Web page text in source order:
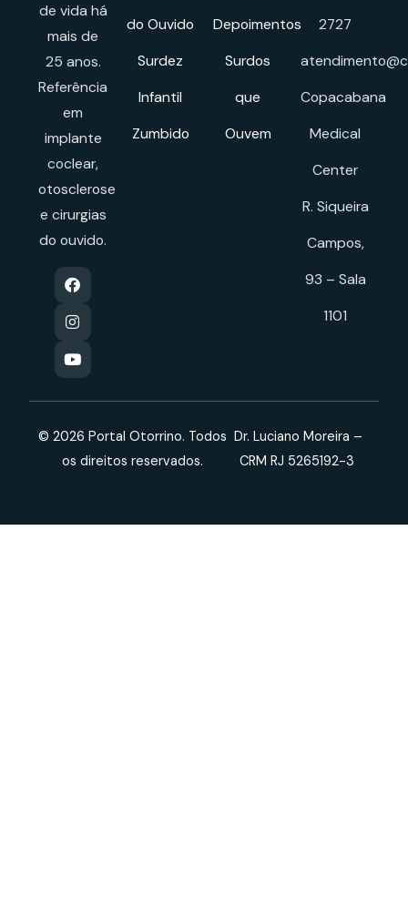
de vida há
mais de
25 anos.
Referência
em
implante
coclear,
otosclerose
e cirurgias
do ouvido.
do Ouvido
Surdez
Infantil
Zumbido
Depoimentos
Surdos
que
Ouvem
2727
Copacabana
Medical
Center
R. Siqueira
Campos,
93 – Sala
1101
© 2026 Portal Otorrino. Todos
os direitos reservados.
Dr. Luciano Moreira –
CRM RJ 5265192-3